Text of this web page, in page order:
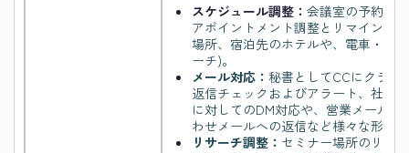
スケジュール調整： 会議室の予約、
アポイントメント調整とリマインド/
場所、宿泊先のホテルや、電車・航
ーチ)。
メール対応： 秘書としてCCにクライ
返信チェックおよびアラート、社内
に対してのDM対応や、営業メールの
わせメールへの返信など様々な形で
リサーチ調整： セミナー場所のリサ